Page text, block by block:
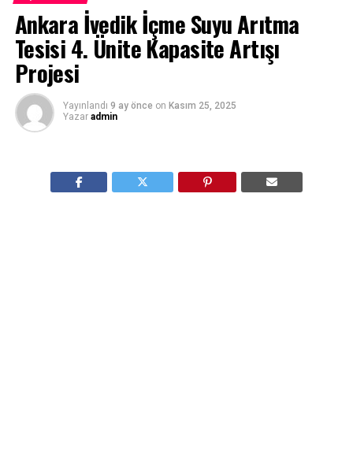
Ankara İvedik İçme Suyu Arıtma
Tesisi 4. Ünite Kapasite Artışı
Projesi
Yayınlandı 9 ay önce on Kasım 25, 2025
Yazar admin